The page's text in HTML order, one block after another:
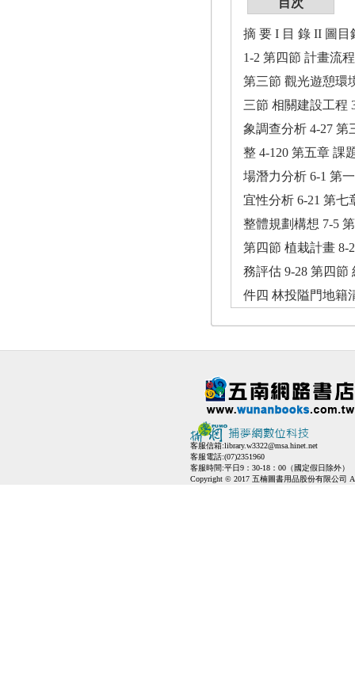
目次
摘 要 I 目 錄 II 圖目
1-2 第四節 計畫流
第三節 觀光遊憩環
三節 相關建設工程
象調查分析 4-27 第
整 4-120 第五章 課
場潛力分析 6-1 第
宜性分析 6-21 第七
整體規劃構想 7-5
第四節 植栽計畫 8-
務評估 9-28 第四節
件四 林投隘門地籍
客服信箱:library.w3322@msa.hinet.net
客服電話:(07)2351960
客服時間:平日9：30-18：00（國定假日除外）
Copyright © 2017 五楠圖書用品股份有限公司